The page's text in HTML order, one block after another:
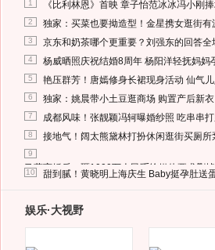
1 《比利林恩》首映 章子怡范冰冰冯小刚
2 独家：买菜也要拗造型！金星携女逛街有
3 京东和奶茶哪个更重要？刘强东的回答全
4 杨威晒照庆祝结婚8周年 杨阳洋轻抚妈妈
5 艳压群芳！唐嫣修身长裙现身活动 仙气儿
6 独家：姚晨带小土豆逛商场 购置产后新衣
7 成都风味！张靓颖冯轲曝婚纱照 吃串串
8 接地气！阔太熊黛林打扮休闲逛街买厕所
9
马蓉离婚后，砸1000万人民币给媒体要求删掉
10 甜到腻！黄晓明上海庆生 Baby挺孕肚送
娱乐·大视野